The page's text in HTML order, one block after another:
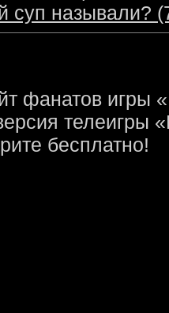
суп называли?
фанатов игры
телеигры
бесплатно!